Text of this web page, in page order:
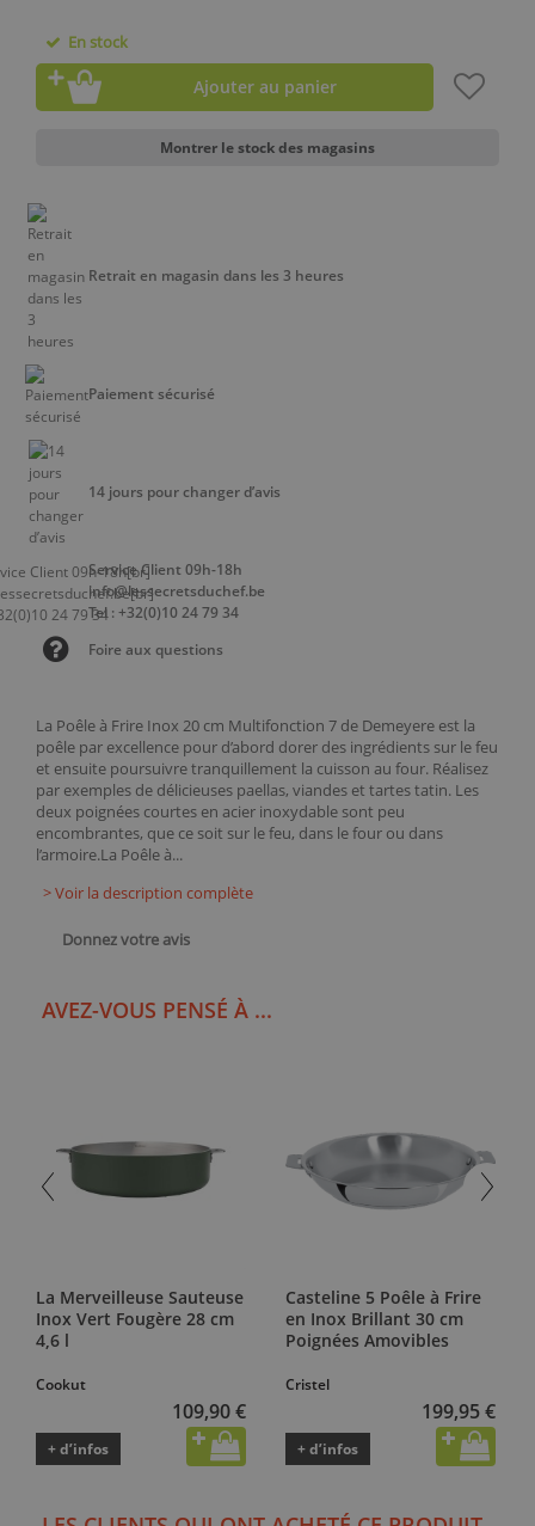
La Poêle à Frire Inox 20 cm Multifonction 7 de Demeyere est la
poêle par excellence pour d’abord dorer des ingrédients sur le feu
et ensuite poursuivre tranquillement la cuisson au four. Réalisez
par exemples de délicieuses paellas, viandes et tartes tatin. Les
deux poignées courtes en acier inoxydable sont peu
encombrantes, que ce soit sur le feu, dans le four ou dans
l’armoire.La Poêle à...
> Voir la description complète
Donnez votre avis
En stock
Ajouter au panier
Montrer le stock des magasins
Retrait en magasin dans les 3 heures
Paiement sécurisé
14 jours pour changer d’avis
Service Client 09h-18h
info@lessecretsduchef.be
Tel : +32(0)10 24 79 34
Foire aux questions
AVEZ-VOUS PENSÉ À ...
La Merveilleuse Sauteuse
Inox Vert Fougère 28 cm
4,6 l
Cookut
109,90 €
+ d’infos
Casteline 5 Poêle à Frire
en Inox Brillant 30 cm
Poignées Amovibles
Cristel
199,95 €
+ d’infos